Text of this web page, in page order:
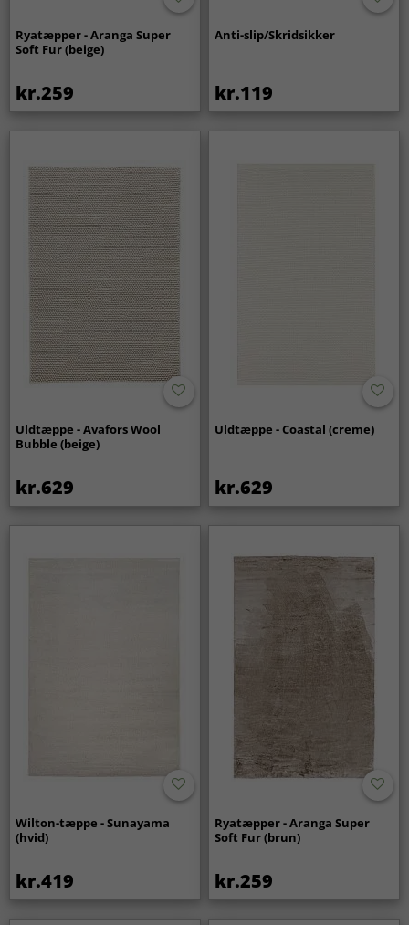
Ryatæpper - Aranga Super
Soft Fur (beige)
kr.259
Anti-slip/Skridsikker
kr.119
Uldtæppe - Avafors Wool
Bubble (beige)
kr.629
Uldtæppe - Coastal (creme)
kr.629
Wilton-tæppe - Sunayama
(hvid)
kr.419
Ryatæpper - Aranga Super
Soft Fur (brun)
kr.259